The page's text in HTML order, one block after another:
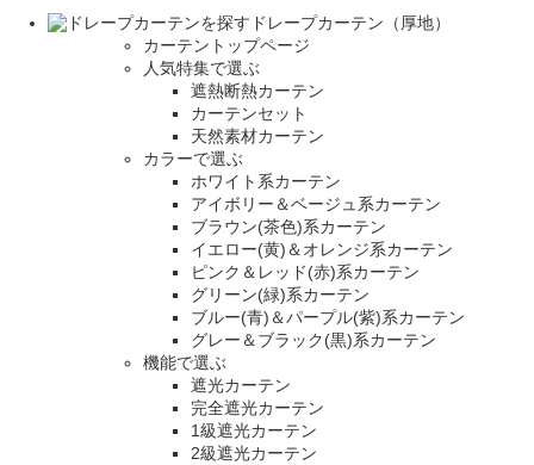
ドレープカーテン（厚地）
カーテントップページ
人気特集で選ぶ
遮熱断熱カーテン
カーテンセット
天然素材カーテン
カラーで選ぶ
ホワイト系カーテン
アイボリー＆ベージュ系カーテン
ブラウン(茶色)系カーテン
イエロー(黄)＆オレンジ系カーテン
ピンク＆レッド(赤)系カーテン
グリーン(緑)系カーテン
ブルー(青)＆パープル(紫)系カーテン
グレー＆ブラック(黒)系カーテン
機能で選ぶ
遮光カーテン
完全遮光カーテン
1級遮光カーテン
2級遮光カーテン